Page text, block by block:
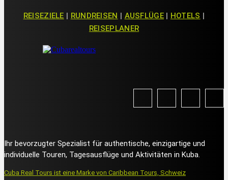
REISEZIELE | RUNDREISEN | AUSFLÜGE| HOTELS |
REISEPLANER
Ihr bevorzugter Spezialist für authentische, einzigartige und
individuelle Touren, Tagesausflüge und Aktivitäten in Kuba.
Cuba Real Tours ist eine Marke von Caribbean Tours, Schweiz